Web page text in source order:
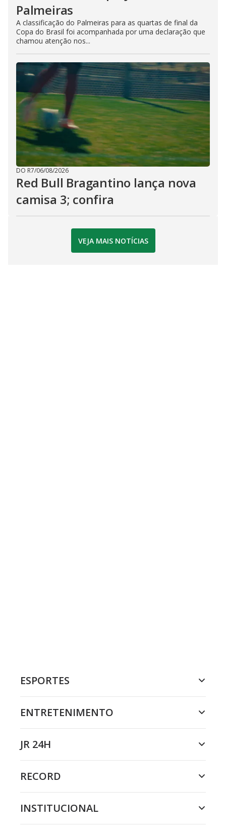
Palmeiras
A classificação do Palmeiras para as quartas de final da
Copa do Brasil foi acompanhada por uma declaração que
chamou atenção nos...
DO R7/06/08/2026
Red Bull Bragantino lança nova
camisa 3; confira
VEJA MAIS NOTÍCIAS
ESPORTES
ENTRETENIMENTO
JR 24H
RECORD
INSTITUCIONAL